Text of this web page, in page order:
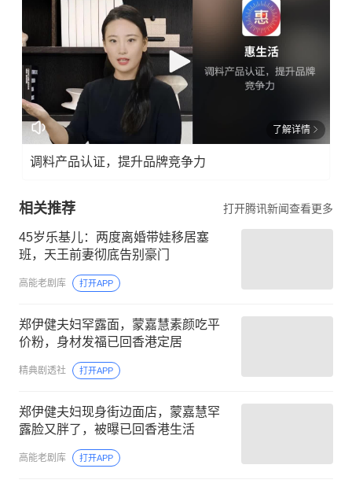
了解详情
调料产品认证，提升品牌竞争力
相关推荐 打开腾讯新闻查看更多
45岁乐基儿：两度离婚带娃移居塞
班，天王前妻彻底告别豪门
高能老剧库 打开APP
郑伊健夫妇罕露面，蒙嘉慧素颜吃平
价粉，身材发福已回香港定居
精典剧透社 打开APP
郑伊健夫妇现身街边面店，蒙嘉慧罕
露脸又胖了，被曝已回香港生活
高能老剧库 打开APP